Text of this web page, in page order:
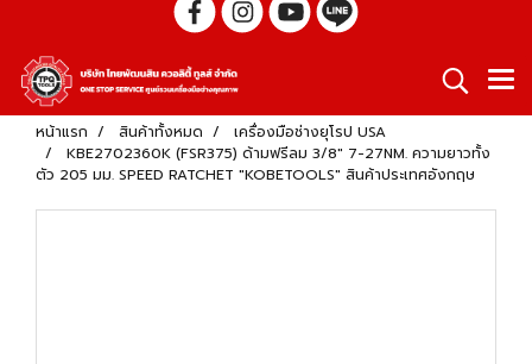
หน้าแรก สินค้าทั้งหมด
เครื่องมือช่างยุโรป USA
KBE2702360K (FSR375) ด้ามฟรีลม 3/8" 7-27NM. ความยาวทั้ง
ตัว 205 มม. SPEED RATCHET "KOBETOOLS" สินค้าประเทศอังกฤษ